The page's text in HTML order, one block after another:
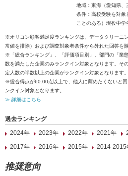
地域：東海（愛知県、
条件：高校受験を対象
ことのある）現役中
※オリコン顧客満足度ランキングは、データクリーニ
常値を排除）および調査対象者条件から外れた回答を
※「総合ランキング」、「評価項目別」、部門の「業
数を満たした企業のみランクイン対象となります。そ
定人数の半数以上の企業がランクイン対象となります。
※総合得点が60.00点以上で、他人に薦めたくないと
ンクイン対象となります。
≫ 詳細はこちら
過去ランキング
2024年
2023年 2022年 2021年
2017年
2016年 2015年 2014-2015
推奨意向